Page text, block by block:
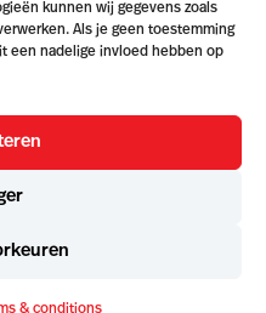
kunnen wij gegevens zoals
Als je geen toestemming
een nadelige invloed hebben op
& conditions
Voorwaarden (NL)